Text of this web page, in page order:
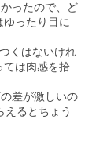
ったので、ど
ったり目に
くはないけれ
ては肉感を拾
差が激しいの
えるとちょう